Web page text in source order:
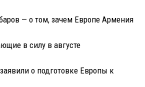
— о том, зачем Европе Армения
в силу в августе
о подготовке Европы к